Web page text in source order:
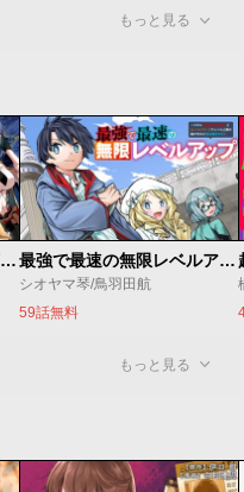
もっと見る
昔取ったきねづかで…と言いながら無双する定食屋のおっさん、実は伝説のダンジョン攻略者 最強で最速の無限レベルアップ ～スキル【経験値１０００倍】と【レベルフリー】でレベル上限の枷が外れた俺は無双する～
シオヤマ琴/鳥羽田航
59話無料
もっと見る